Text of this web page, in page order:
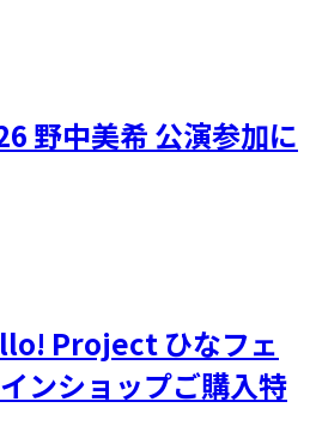
野中美希 公演参加に
Project ひなフェ
ンショップご購入特